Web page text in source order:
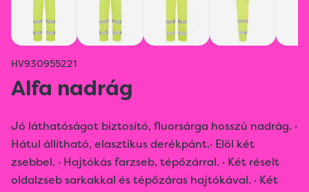
HV930955221
Alfa nadrág
Jó láthatóságot biztosító, fluorsárga hosszú nadrág. ·
Hátul állítható, elasztikus derékpánt.· Elöl két
zsebbel. · Hajtókás farzseb, tépőzárral. · Két réselt
oldalzseb sarkakkal és tépőzáras hajtókával. · Két